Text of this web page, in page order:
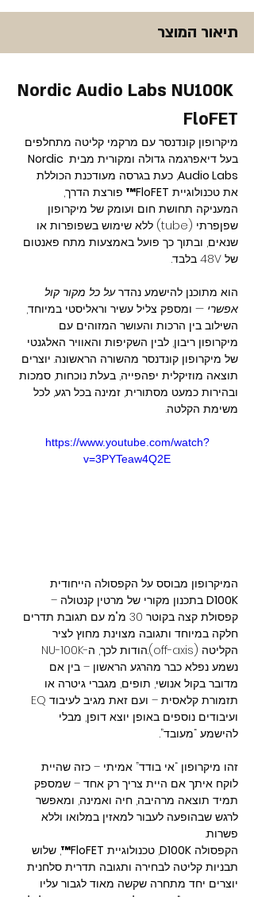
תיאור המוצר
Nordic Audio Labs NU100K
FloFET
מיקרופון קונדנסר עם מרקמי קליטה מתחלפים
בעל דיאפרגמה גדולה ומקורית מבית Nordic
Audio Labs, כעת בגרסה מעודכנת הכוללת
את טכנולוגיית FloFET™
פורצת הדרך,
המעניקה תחושת חום ועומק של מיקרופון
שפןפרתי (tube) ללא שימוש בשפופרות או
שנאים, ובתוך כך פועל באמצעות מתח פאנטום
של 48V בלבד.
הוא מתוכנן להישמע נהדר על כל מקור קול
אפשרי — ומספק צליל עשיר וראליסטי במיוחד,
השילוב בין הרכות והעושר המזוהים עם
מיקרופון ריבון, לבין השקיפות והאוויר האלגנטי
של מיקרופון קונדנסר מהשורה הראשונה. יוצרים
תוצאה מוזיקלית יפהפייה, בעלת נוכחות, סמכות
ובהירות כמעט מסתורית, זמינה בכל רגע, לכל
משימת הקלטה.
https://www.youtube.com/watch?
v=3PYTeaw4Q2E
המיקרופון מבוסס על הקפסולה הייחודית
D100K בתכנון מקורי של מרטין קנטולה –
קפסולת קצה בקוטר 30 מ"מ עם תגובת תדרים
חלקה במיוחד ותגובה מצוינת מחוץ לציר
נשמע נפלא כבר מהרגע הראשון – בין אם
מדובר בקול אנושי, תופים, מגברי גיטרה או
ועיבודים נוספים באופן יוצא דופן, מבלי
להישמע “מעובד”.
זהו מיקרופון “אי בודד” אמיתי – כזה שהיית
לוקח איתך אם היית צריך רק אחד – שמספק
תמיד תוצאה מרהיבה, חיה ואמינה, ומאפשר
לרגש שבהופעה לעבור למאזין במלואו וללא
פשרות.
הקפסולה D100K, טכנולוגיית FloFET™ , שלוש
תבניות קליטה לבחירה ותגובה תדרית סלחנית
יוצרים יחד מתחרה שקשה מאוד לגבור עליו